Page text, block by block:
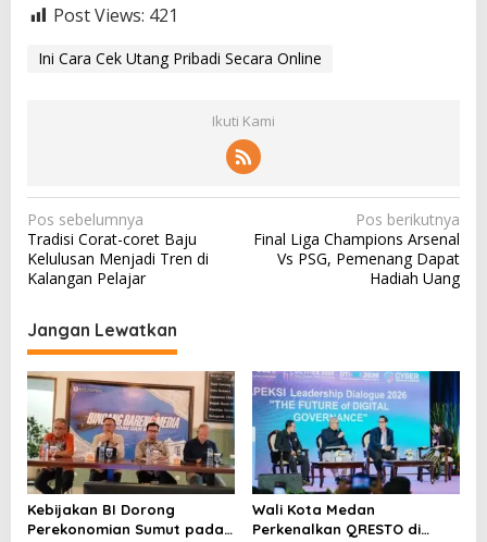
Post Views: 421
Ini Cara Cek Utang Pribadi Secara Online
Ikuti Kami
N
a
v
g
a
s
i
p
o
s
Pos sebelumnya
Tradisi Corat-coret Baju
Kelulusan Menjadi Tren di
Kalangan Pelajar
Pos berikutnya
Final Liga Champions Arsenal
Vs PSG, Pemenang Dapat
Hadiah Uang
Jangan Lewatkan
Kebijakan BI Dorong
Perekonomian Sumut pada
Wali Kota Medan
Perkenalkan QRESTO di